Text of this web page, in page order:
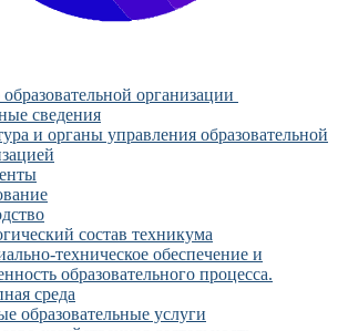
организации
сведения
и органы управления образовательной
состав техникума
техническое обеспечение и
образовательного процесса.
среда
образовательные услуги